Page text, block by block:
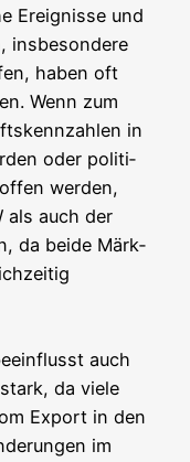
Ereig­nis­se und
ins­be­son­de­re
haben oft
Wenn zum
in
oder poli­ti­
wer­den,
als auch der
da bei­de Märk­
auch
da vie­le
Export in den
im